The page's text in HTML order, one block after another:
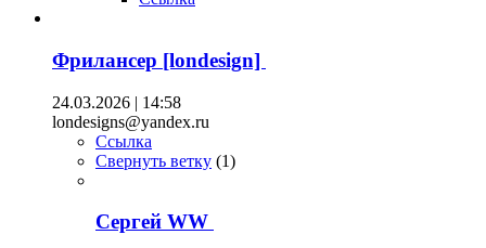
Фрилансер [londesign]
24.03.2026 | 14:58
londesigns@yandex.ru
Ссылка
Свернуть ветку (1)
Сергей WW